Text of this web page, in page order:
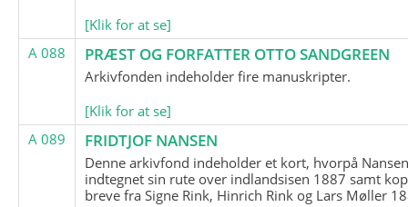
[Klik for at se]
A 088
PRÆST OG FORFATTER OTTO SANDGREEN
Arkivfonden indeholder fire manuskripter.
[Klik for at se]
A 089
FRIDTJOF NANSEN
Denne arkivfond indeholder et kort, hvorpå
indtegnet sin rute over indlandsisen 1887 samt
breve fra Signe Rink, Hinrich Rink og Lars Møller